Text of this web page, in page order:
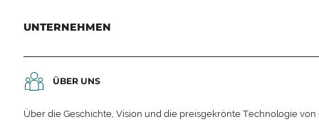
UNTERNEHMEN
ÜBER UNS
Über die Geschichte, Vision und die preisgekrönte Technologie von